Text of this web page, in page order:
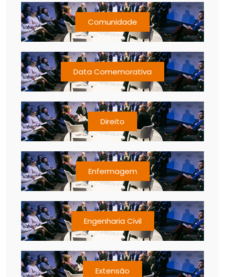
Comunidade
Data Comemorativa
Direito
Enfermagem
Engenharia Civil
Extensão